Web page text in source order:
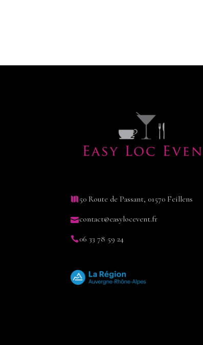
50 Route de Passant, 01570 Feillens
contact@easylocevent.fr
06 33 78 59 24